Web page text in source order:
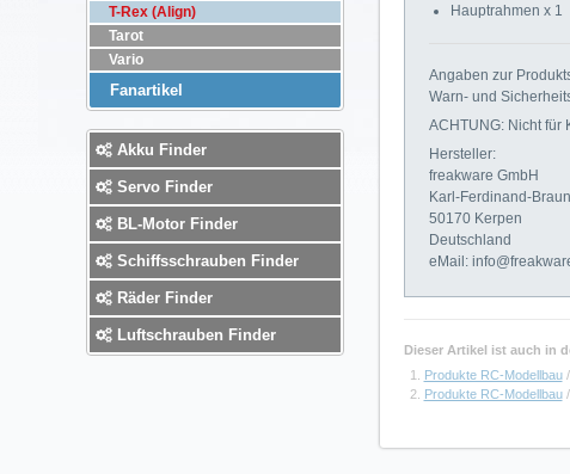
Hauptrahmen x 1
Angaben zur
Warn- und
ACHTUNG: Nicht für
Hersteller:
freakware GmbH
Karl-Ferdinand-
50170 Kerpen
Deutschland
eMail:
Dieser Artikel ist auch in
Produkte RC-Modellbau/
Produkte RC-Modellbau/
T-Rex (Align)
Tarot
Vario
Fanartikel
Akku Finder
Servo Finder
BL-Motor Finder
Schiffsschrauben Finder
Räder Finder
Luftschrauben Finder